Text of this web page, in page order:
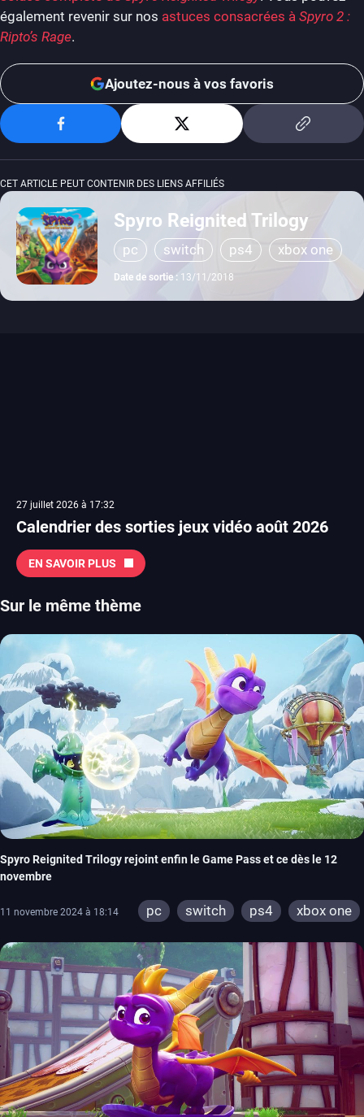
également revenir sur nos astuces consacrées à Spyro 2 :
Ripto’s Rage.
Ajoutez-nous à vos favoris
CET ARTICLE PEUT CONTENIR DES LIENS AFFILIÉS
Spyro Reignited Trilogy
pc switch ps4 xbox one
Date de sortie : 13/11/2018
27 juillet 2026 à 17:32
Calendrier des sorties jeux vidéo août 2026
EN SAVOIR PLUS
Sur le même thème
Spyro Reignited Trilogy rejoint enfin le Game Pass et ce dès le 12
novembre
11 novembre 2024 à 18:14 pc switch ps4 xbox one